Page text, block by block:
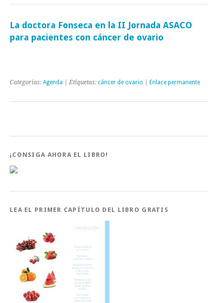
La doctora Fonseca en la II Jornada ASACO
para pacientes con cáncer de ovario
Categorías: Agenda | Etiquetas: cáncer de ovario Enlace permanente
¡CONSIGA AHORA EL LIBRO!
LEA EL PRIMER CAPÍTULO DEL LIBRO GRATIS